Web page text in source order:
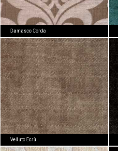
Damasco Corda
Velluto Ecrù